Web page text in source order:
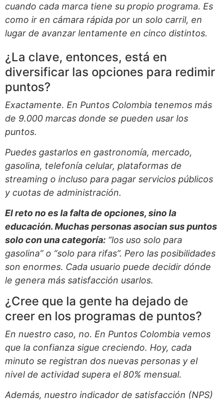
cuando cada marca tiene su propio programa. Es
como ir en cámara rápida por un solo carril, en
lugar de avanzar lentamente en cinco distintos.
¿La clave, entonces, está en
diversificar las opciones para redimir
puntos?
Exactamente. En Puntos Colombia tenemos más
de 9.000 marcas donde se pueden usar los
puntos.
Puedes gastarlos en gastronomía, mercado,
gasolina, telefonía celular, plataformas de
streaming o incluso para pagar servicios públicos
y cuotas de administración.
El reto no es la falta de opciones, sino la
educación. Muchas personas asocian sus puntos
solo con una categoría: “los uso solo para
gasolina” o “solo para rifas”. Pero las posibilidades
son enormes. Cada usuario puede decidir dónde
le genera más satisfacción usarlos.
¿Cree que la gente ha dejado de
creer en los programas de puntos?
En nuestro caso, no. En Puntos Colombia vemos
que la confianza sigue creciendo. Hoy, cada
minuto se registran dos nuevas personas y el
nivel de actividad supera el 80% mensual.
Además, nuestro indicador de satisfacción (NPS)